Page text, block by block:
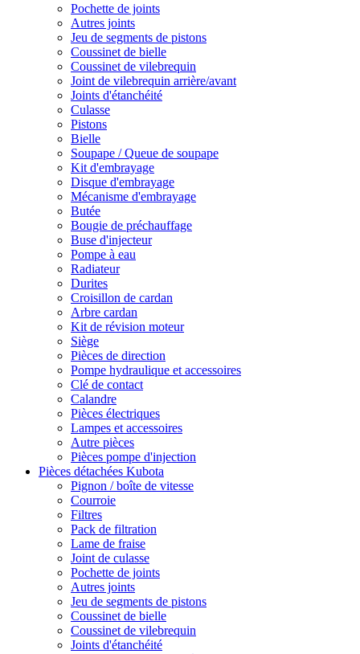
Pochette de joints
Autres joints
Jeu de segments de pistons
Coussinet de bielle
Coussinet de vilebrequin
Joint de vilebrequin arrière/avant
Joints d'étanchéité
Culasse
Pistons
Bielle
Soupape / Queue de soupape
Kit d'embrayage
Disque d'embrayage
Mécanisme d'embrayage
Butée
Bougie de préchauffage
Buse d'injecteur
Pompe à eau
Radiateur
Durites
Croisillon de cardan
Arbre cardan
Kit de révision moteur
Siège
Pièces de direction
Pompe hydraulique et accessoires
Clé de contact
Calandre
Pièces électriques
Lampes et accessoires
Autre pièces
Pièces pompe d'injection
Pièces détachées Kubota
Pignon / boîte de vitesse
Courroie
Filtres
Pack de filtration
Lame de fraise
Joint de culasse
Pochette de joints
Autres joints
Jeu de segments de pistons
Coussinet de bielle
Coussinet de vilebrequin
Joints d'étanchéité